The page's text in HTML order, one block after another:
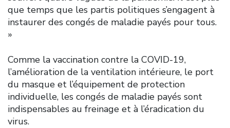
que temps que les partis politiques s’engagent à
instaurer des congés de maladie payés pour tous.
»
Comme la vaccination contre la COVID-19,
l’amélioration de la ventilation intérieure, le port
du masque et l’équipement de protection
individuelle, les congés de maladie payés sont
indispensables au freinage et à l’éradication du
virus.